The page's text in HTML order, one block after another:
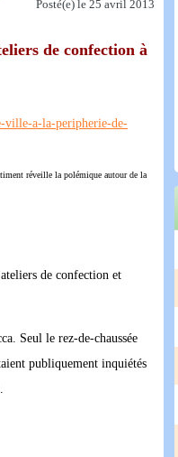
Posté(e) le 25 avril 2013
de confection à
réveille la polémique autour de la
de confection et
Seul le rez-de-chaussée
publiquement inquiétés